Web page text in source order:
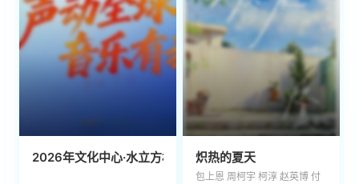
2026年文化中心·水立方杯中文歌曲大赛
炽热的夏天
包上恩 周柯宇 柯淳 赵英博 付